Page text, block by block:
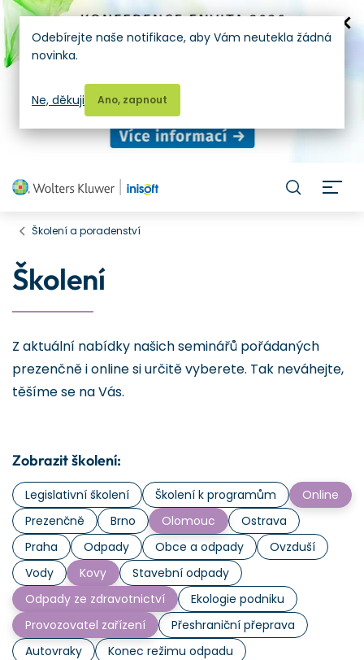
Školení a poradenství
Školení
Z aktuální nabídky našich seminářů pořádaných
prezenčně i online si určitě vyberete. Tak neváhejte,
těšíme se na Vás.
Zobrazit školení:
Legislativní školení Školení k programům
Online
Prezenčně
Brno Olomouc
Ostrava
Praha
Odpady Obce a odpady
Ovzduší
Vody
Kovy
Stavební odpady
Odpady ze zdravotnictví
Ekologie podniku
Provozovatel zařízení
Přeshraniční přeprava
Autovraky
Konec režimu odpadu
Odebírejte naše notifikace, aby Vám neutekla žádná
novinka.
Ano, zapnout
Ne, děkuji